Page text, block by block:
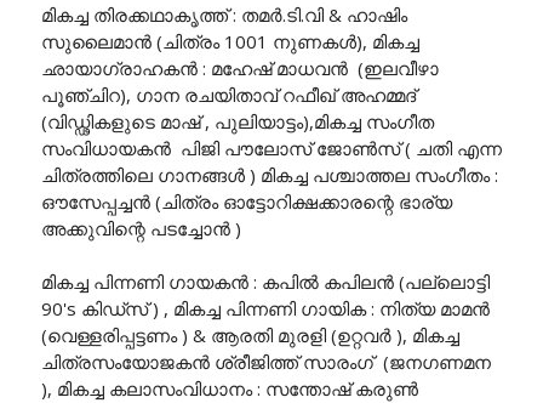
മികച്ച തിരക്കഥാകൃത്ത് : തമർ.ടി.വി & ഹാഷിം
സുലൈമാൻ (ചിത്രം 1001 നുണകൾ), മികച്ച
ഛായാഗ്രാഹകൻ : മഹേഷ് മാധവൻ (ഇലവീഴാ
പൂഞ്ചിറ), ഗാന രചയിതാവ് റഫീഖ് അഹമ്മദ്
(വിഡ്ഢികളുടെ മാഷ് , പുലിയാട്ടം),മികച്ച സംഗീത
സംവിധായകൻ പിജി പൗലോസ് ജോൺസ് ( ചതി എന്ന
ചിത്രത്തിലെ ഗാനങ്ങൾ ) മികച്ച പശ്ചാത്തല സംഗീതം :
ഔസേപ്പച്ചൻ (ചിത്രം ഓട്ടോറിക്ഷക്കാരന്റെ ഭാര്യ
അക്കുവിന്റെ പടച്ചോൻ )
മികച്ച പിന്നണി ഗായകൻ : കപിൽ കപിലൻ (പല്ലൊട്ടി
90's കിഡ്സ് ) , മികച്ച പിന്നണി ഗായിക : നിത്യ മാമൻ
(വെള്ളരിപ്പട്ടണം ) & ആരതി മുരളി (ഉറ്റവർ ), മികച്ച
ചിത്രസംയോജകൻ ശ്രീജിത്ത് സാരംഗ് (ജനഗണമന
), മികച്ച കലാസംവിധാനം : സന്തോഷ് കരുൺ